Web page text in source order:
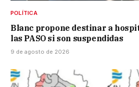
POLÍTICA
Blanc propone destinar a
las PASO si son suspendidas
9 de agosto de 2026